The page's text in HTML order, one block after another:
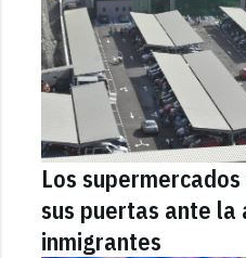
Los
sus puertas ante la
inmigrantes